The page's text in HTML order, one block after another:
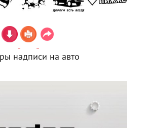
надписи на авто